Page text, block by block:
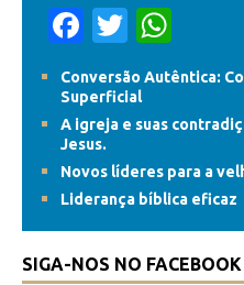
F
e
b
o
o
k
T
w
itt
er
h
at
s
A
p
p
Conversão Autêntica:
Superficial
A igreja e suas
Jesus.
Novos líderes para a
Liderança bíblica eficaz
SIGA-NOS NO FACEBOOK